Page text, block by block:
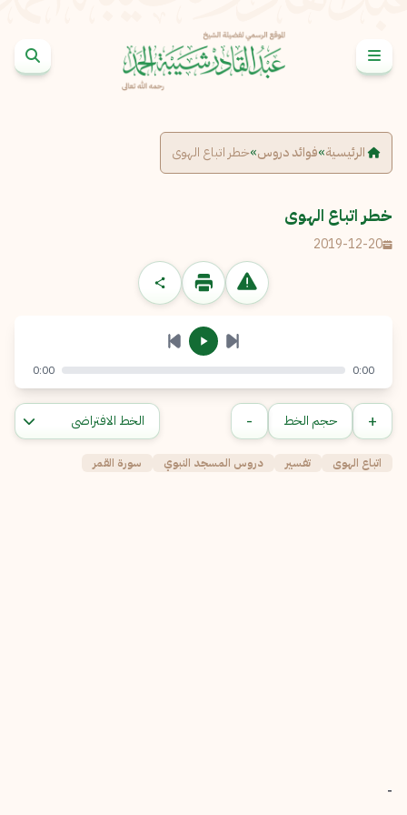
الرئيسية»فوائد دروس»خطر اتباع الهوى
خطر اتباع الهوى
2019-12-20
الإبلاغ عن مشكلة
الرسالة
إرسال إلغاء
0:00
0:00
+ حجم الخط -
اتباع الهوى تفسير دروس المسجد النبوي سورة القمر
-